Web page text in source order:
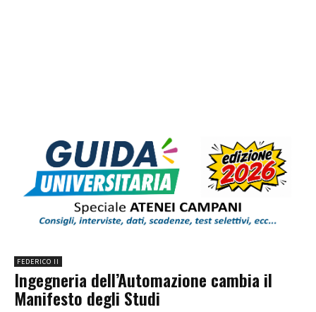
FEDERICO II
Ingegneria dell’Automazione cambia il
Manifesto degli Studi